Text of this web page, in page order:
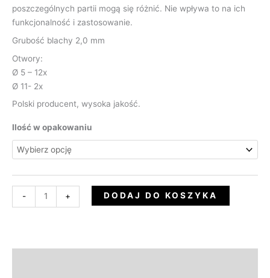
poszczególnych partii mogą się różnić. Nie wpływa to na ich
funkcjonalność i zastosowanie.
Grubość blachy 2,0 mm
Otwory:
Ø 5 – 12x
Ø 11- 2x
Polski producent, wysoka jakość.
Ilość w opakowaniu
- + DODAJ DO KOSZYKA